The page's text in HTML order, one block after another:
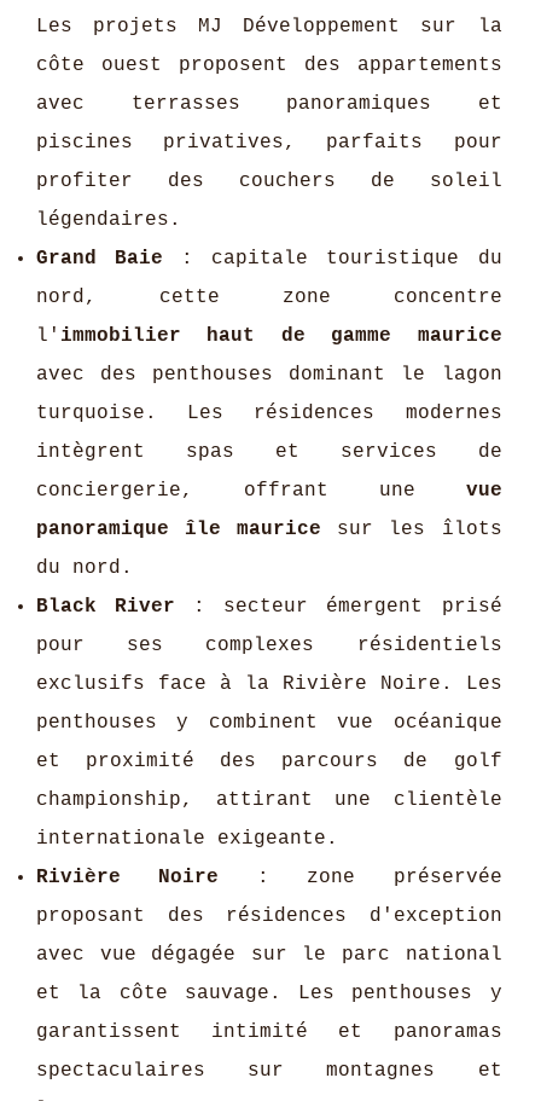
Les projets MJ Développement sur la
côte ouest proposent des appartements
avec terrasses panoramiques et
piscines privatives, parfaits pour
profiter des couchers de soleil
légendaires.
Grand Baie : capitale touristique du
nord, cette zone concentre
l' immobilier haut de gamme maurice
avec des penthouses dominant le lagon
turquoise. Les résidences modernes
intègrent spas et services de
conciergerie, offrant une vue
panoramique île maurice sur les îlots
du nord.
Black River : secteur émergent prisé
pour ses complexes résidentiels
exclusifs face à la Rivière Noire. Les
penthouses y combinent vue océanique
et proximité des parcours de golf
championship, attirant une clientèle
internationale exigeante.
Rivière Noire : zone préservée
proposant des résidences d'exception
avec vue dégagée sur le parc national
et la côte sauvage. Les penthouses y
garantissent intimité et panoramas
spectaculaires sur montagnes et